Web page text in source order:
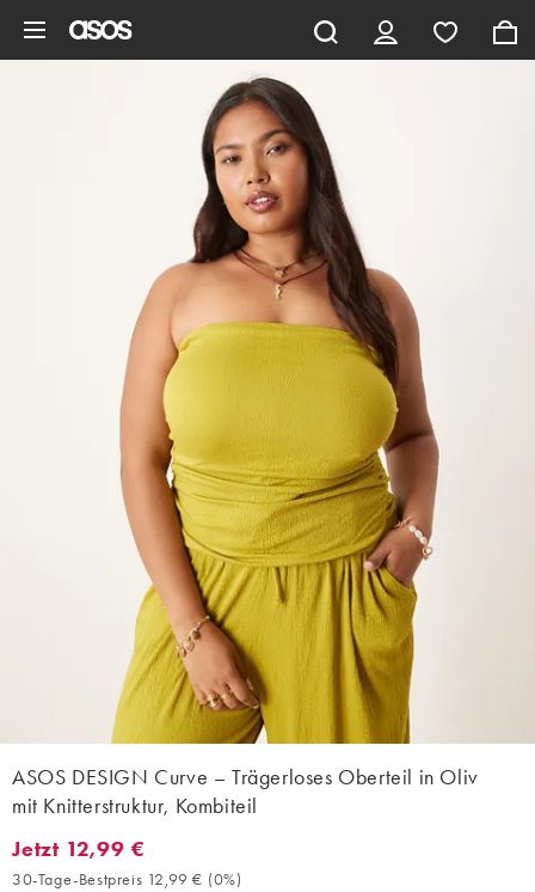
ASOS DESIGN Curve – Trägerloses Oberteil in Oliv
mit Knitterstruktur, Kombiteil
Jetzt 12,99 €. 30-Tage-Bestpreis 12,99 € (0%). Vorher 17,99 €.
Jetzt 12,99 €
30-Tage-Bestpreis 12,99 € (0%)